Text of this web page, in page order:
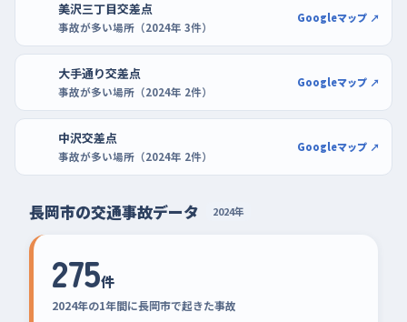
美沢三丁目交差点
事故が多い場所（2024年 3件）
Googleマップ ↗
大手通り交差点
事故が多い場所（2024年 2件）
Googleマップ ↗
中沢交差点
事故が多い場所（2024年 2件）
Googleマップ ↗
長岡市の交通事故データ 2024年
275件
2024年の1年間に長岡市で起きた事故